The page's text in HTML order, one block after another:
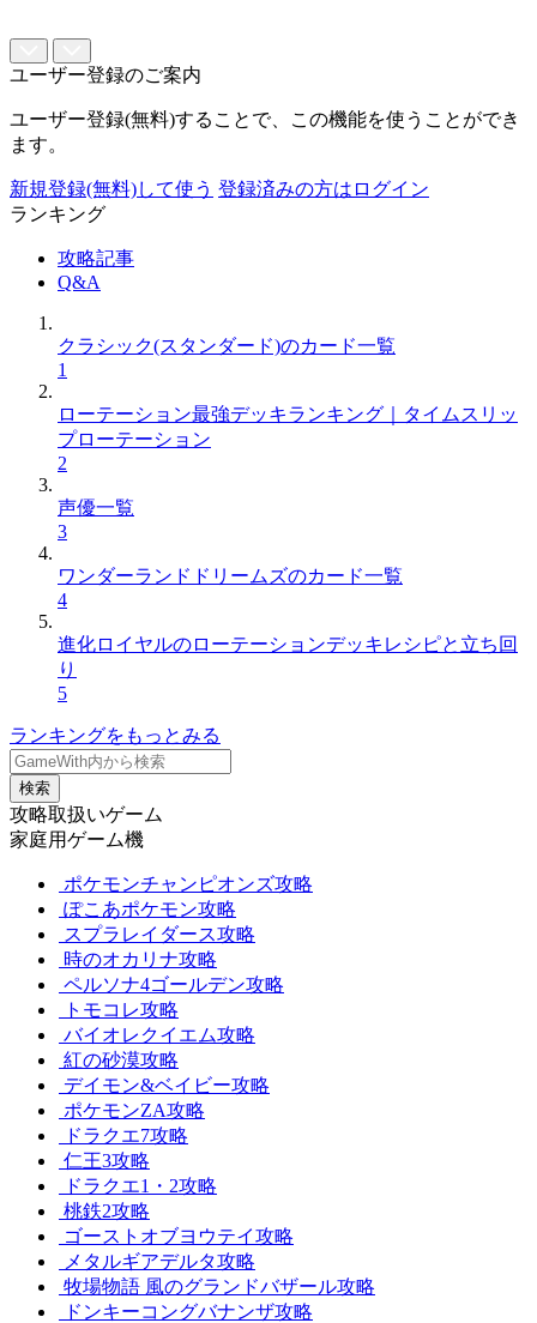
ユーザー登録のご案内
ユーザー登録(無料)することで、この機能を使うことができ
ます。
新規登録(無料)して使う 登録済みの方はログイン
ランキング
攻略記事
Q&A
クラシック(スタンダード)のカード一覧
1
ローテーション最強デッキランキング｜タイムスリッ
プローテーション
2
声優一覧
3
ワンダーランドドリームズのカード一覧
4
進化ロイヤルのローテーションデッキレシピと立ち回
り
5
ランキングをもっとみる
検索
攻略取扱いゲーム
家庭用ゲーム機
ポケモンチャンピオンズ攻略
ぽこあポケモン攻略
スプラレイダース攻略
時のオカリナ攻略
ペルソナ4ゴールデン攻略
トモコレ攻略
バイオレクイエム攻略
紅の砂漠攻略
デイモン&ベイビー攻略
ポケモンZA攻略
ドラクエ7攻略
仁王3攻略
ドラクエ1・2攻略
桃鉄2攻略
ゴーストオブヨウテイ攻略
メタルギアデルタ攻略
牧場物語 風のグランドバザール攻略
ドンキーコングバナンザ攻略